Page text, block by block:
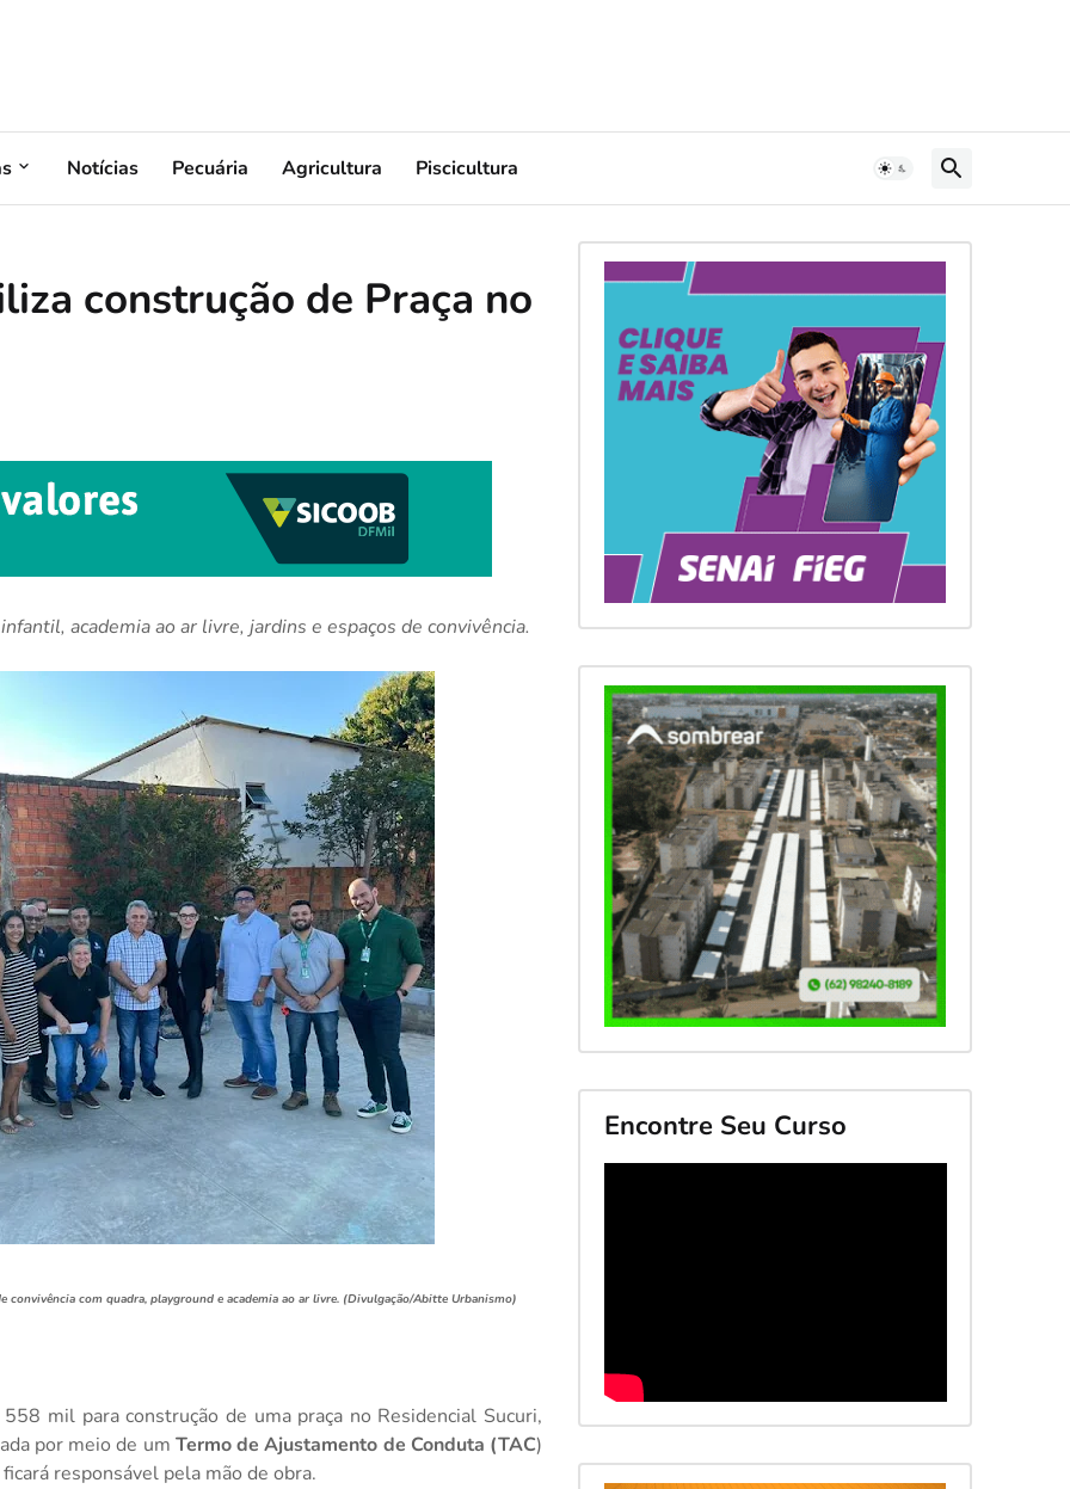
Notícias Pecuária Agricultura Piscicultura
construção de Praça no
academia ao ar livre, jardins e espaços de convivência.
convivência com quadra, playground e academia ao ar livre. (Divulgação/Abitte Urbanismo)
mil para construção de uma praça no Residencial Sucuri,
por meio de um Termo de Ajustamento de Conduta (TAC)
responsável pela mão de obra.
Encontre Seu Curso